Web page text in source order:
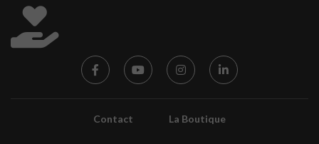
Contact La Boutique